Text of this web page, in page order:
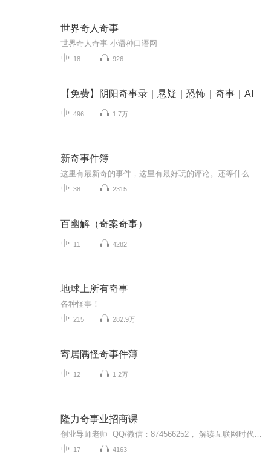
世界奇人奇事
世界奇人奇事 小语种口语网
18 926
【免费】阴阳奇事录｜悬疑｜恐怖｜奇事｜AI
496 1.7万
新奇事件簿
38 2315
百幽解（奇案奇事）
11 4282
地球上所有奇事
各种怪事！
215 282.9万
寄居隅怪奇事件薄
12 1.2万
隆力奇事业招商课
17 4163